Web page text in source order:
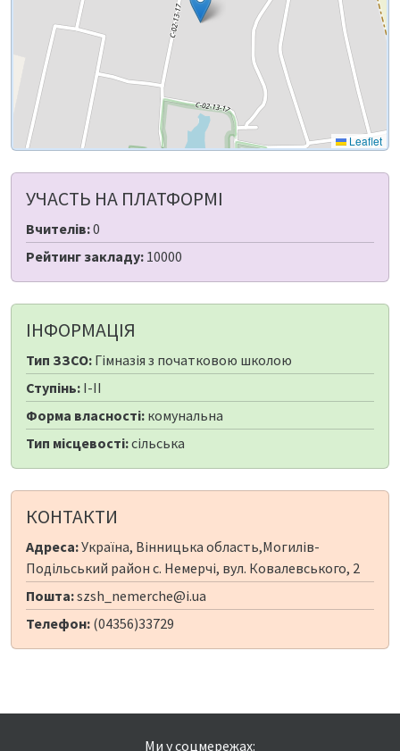
Leaflet
УЧАСТЬ НА ПЛАТФОРМІ
Вчителів:0
Рейтинг закладу: 10000
ІНФОРМАЦІЯ
Тип ЗЗСО: Гімназія з початковою школою
Ступінь: I-II
Форма власності: комунальна
Тип місцевості:сільська
КОНТАКТИ
Адреса:Україна, Вінницька область,Могилів-
Подільський район с. Немерчі, вул. Ковалевського, 2
Пошта:szsh_nemerche@i.ua
Телефон: (04356)33729
Ми у соцмережах: